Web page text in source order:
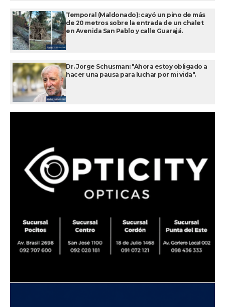
Temporal (Maldonado): cayó un pino de más
de 20 metros sobre la entrada de un chalet
en Avenida San Pablo y calle Guarajá.
Dr. Jorge Schusman: "Ahora estoy obligado a
hacer una pausa para luchar por mi vida".